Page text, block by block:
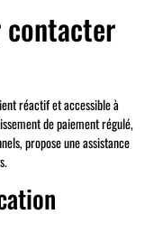
contacter
réactif et accessible à
de paiement régulé,
propose une assistance